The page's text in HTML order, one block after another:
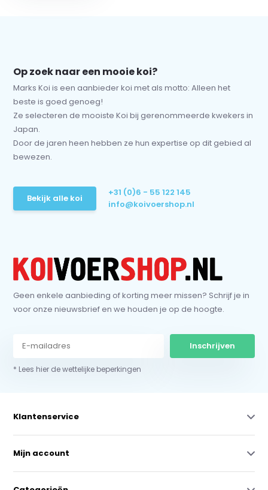
Op zoek naar een mooie koi?
Marks Koi is een aanbieder koi met als motto: Alleen het
beste is goed genoeg!
Ze selecteren de mooiste Koi bij gerenommeerde kwekers in
Japan.
Door de jaren heen hebben ze hun expertise op dit gebied al
bewezen.
Bekijk alle koi
+31 (0)6 - 55 122 145
info@koivoershop.nl
Geen enkele aanbieding of korting meer missen? Schrijf je in
voor onze nieuwsbrief en we houden je op de hoogte.
Inschrijven
* Lees hier de wettelijke beperkingen
Klantenservice
Mijn account